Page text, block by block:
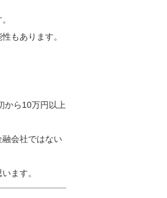
もあります。
から10万円以上
会社ではない
ます。